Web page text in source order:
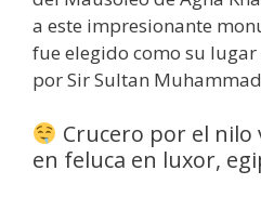
a este impresionante
fue elegido como su lugar
por Sir Sultan
Crucero por el nilo
en feluca en luxor,